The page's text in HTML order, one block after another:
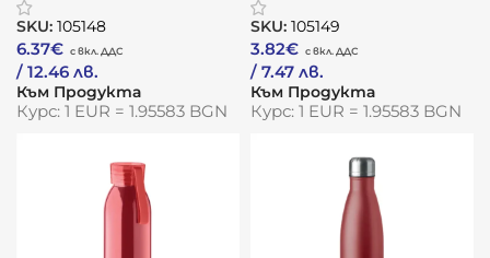
двуцветна енергия
SKU: 105148
6.37€
/ 12.46 лв.
Към Продукта
Курс: 1 EUR = 1.95583 BGN
устойчивост с
метална душа
SKU: 105149
3.82€
/ 7.47 лв.
Към Продукта
Курс: 1 EUR = 1.95583 BGN